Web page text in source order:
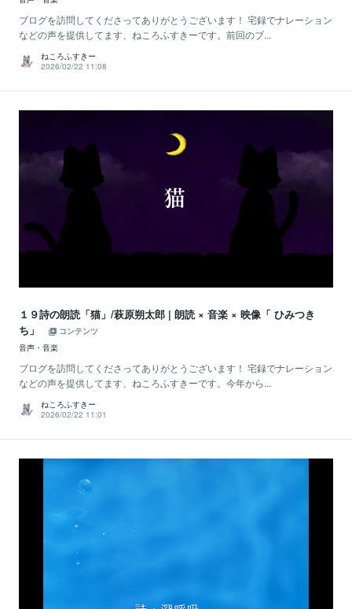
ブログを訪問してくださってありがとうございます！ 宅録でナレーション
などの声を提供してます、ねころふすきーです。前回のブ...
ねころふすきー
2026/02/22 11:08
１９詩の朗読「猫」/萩原朔太郎 | 朗読 × 音楽 × 映像「 ひみつき
ち」
コンテンツ
音声・音楽
ブログを訪問してくださってありがとうございます！ 宅録でナレーション
などの声を提供してます、ねころふすきーです。今年から...
ねころふすきー
2026/02/22 11:01